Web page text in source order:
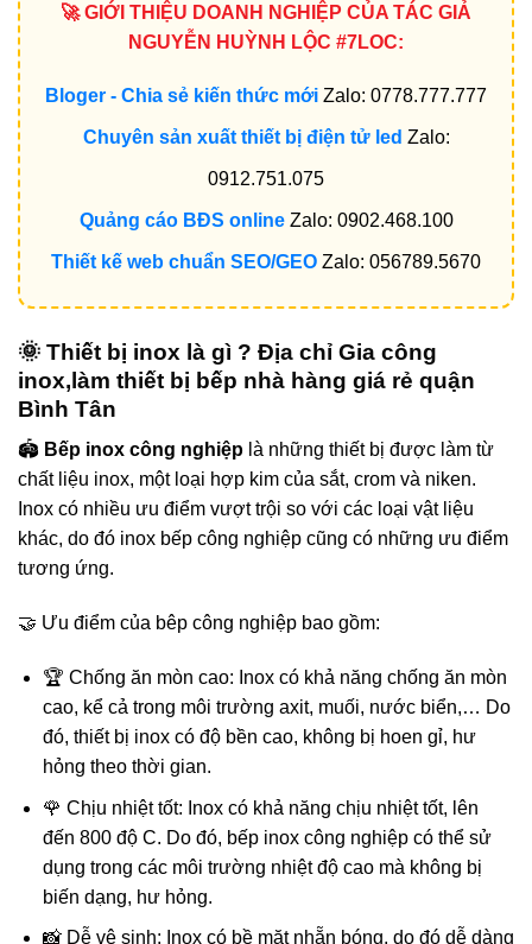
🚀 GIỚI THIỆU DOANH NGHIỆP CỦA TÁC GIẢ
NGUYỄN HUỲNH LỘC #7LOC:
Bloger - Chia sẻ kiến thức mới Zalo: 0778.777.777
Chuyên sản xuất thiết bị điện tử led Zalo:
0912.751.075
Quảng cáo BĐS onlineZalo: 0902.468.100
Thiết kế web chuẩn SEO/GEO Zalo: 056789.5670
🌞 Thiết bị inox là gì ? Địa chỉ Gia công
inox,làm thiết bị bếp nhà hàng giá rẻ quận
Bình Tân
🏟️ Bếp inox công nghiệp là những thiết bị được làm từ
chất liệu inox, một loại hợp kim của sắt, crom và niken.
Inox có nhiều ưu điểm vượt trội so với các loại vật liệu
khác, do đó inox bếp công nghiệp cũng có những ưu điểm
tương ứng.
🤝 Ưu điểm của bêp công nghiệp bao gồm:
🏆 Chống ăn mòn cao: Inox có khả năng chống ăn mòn
cao, kể cả trong môi trường axit, muối, nước biển,… Do
đó, thiết bị inox có độ bền cao, không bị hoen gỉ, hư
hỏng theo thời gian.
🌹 Chịu nhiệt tốt: Inox có khả năng chịu nhiệt tốt, lên
đến 800 độ C. Do đó, bếp inox công nghiệp có thể sử
dụng trong các môi trường nhiệt độ cao mà không bị
biến dạng, hư hỏng.
📸 Dễ vệ sinh: Inox có bề mặt nhẵn bóng, do đó dễ dàng